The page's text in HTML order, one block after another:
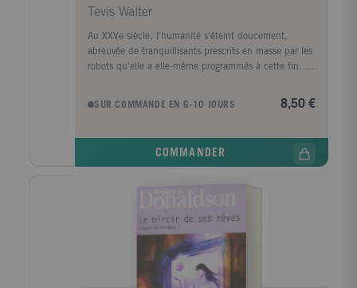
Tevis Walter
Au XXVe siècle, l'humanité s'éteint doucement,
abreuvée de tranquillisants prescrits en masse par les
robots qu'elle a elle-même programmés à cette fin. Le
Spofforth, l'androïde le plus perfectionné jamais
conçu, qui possède des facultés inouïes... sauf, à son
Bentley, petit fonctionnaire sans importance,
jolie rebelle qui refuse ce monde mécanisé. Un robot
capable de souffrir, un couple qui redécouvre l'amour
à travers les mots, est-ce là que réside l'ultime espoir
de l'homme? Biographie de l'auteur Professeur de
littérature à l'université de l'Ohio, Walter Tevis (1928-
SUR COMMANDE EN 6-10 JOURS 8,50 €
COMMANDER